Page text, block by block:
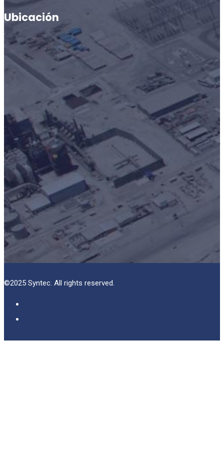
Ubicación
©2025 Syntec. All rights reserved.